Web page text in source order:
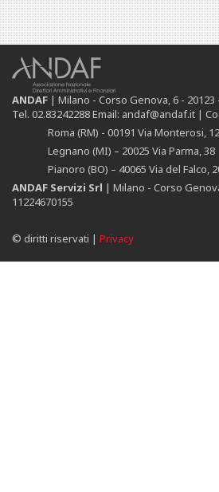
ANDAF | Milano - Corso Genova, 6 - 20123
Tel. 02.83242288 Email: andaf@andaf.it |
Roma (RM) - 00191 Via Monterosi,
Legnano (MI) – 20025 Via Parma, 38
Pianoro (BO) – 40065 Via del Falco,
ANDAF Servizi Srl | Milano - Corso
11224670155
© diritti riservati | Privacy